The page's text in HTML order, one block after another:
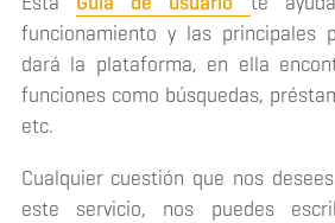
funcionamiento y las principales
dará la plataforma, en ella
funciones como búsquedas,
etc.
Cualquier cuestión que nos
este servicio, nos puedes